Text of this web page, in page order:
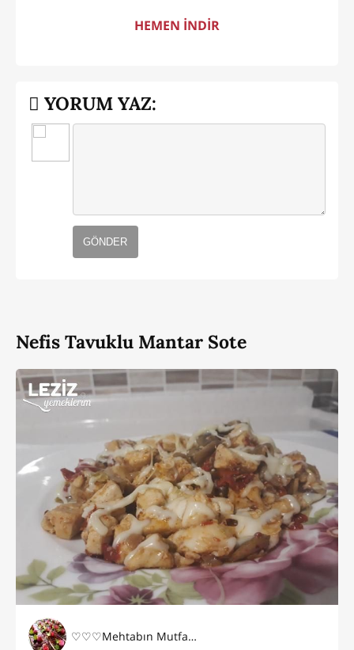
HEMEN İNDİR
YORUM YAZ:
GÖNDER
Nefis Tavuklu Mantar Sote
♡♡♡Mehtabın Mutfağı♡♡♡